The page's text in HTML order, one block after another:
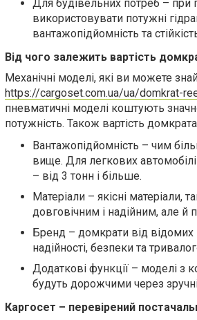
Для будівельних потреб – при
використовувати потужні
вантажопідйомність та
Від чого залежить вартість
Механічні моделі, які ви можете
https://cargoset.com.ua/ua/domkrat-
пневматичні моделі коштують
потужність. Також вартість
Вантажопідйомність – чим
вище. Для легкових
– від 3 тонн і більше.
Матеріали – якісні матеріали,
довговічним і надійним, але й
Бренд – домкрати від відомих
надійності, безпеки та
Додаткові функції – моделі з
будуть дорожчими через
Каргосет – перевірений